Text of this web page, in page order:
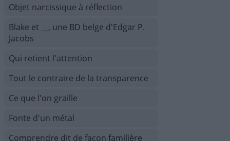
Objet narcissique à réflection
Blake et __, une BD belge d'Edgar P.
Jacobs
Qui retient l'attention
Tout le contraire de la transparence
Ce que l'on graille
Fonte d'un métal
Comprendre dit de façon familière